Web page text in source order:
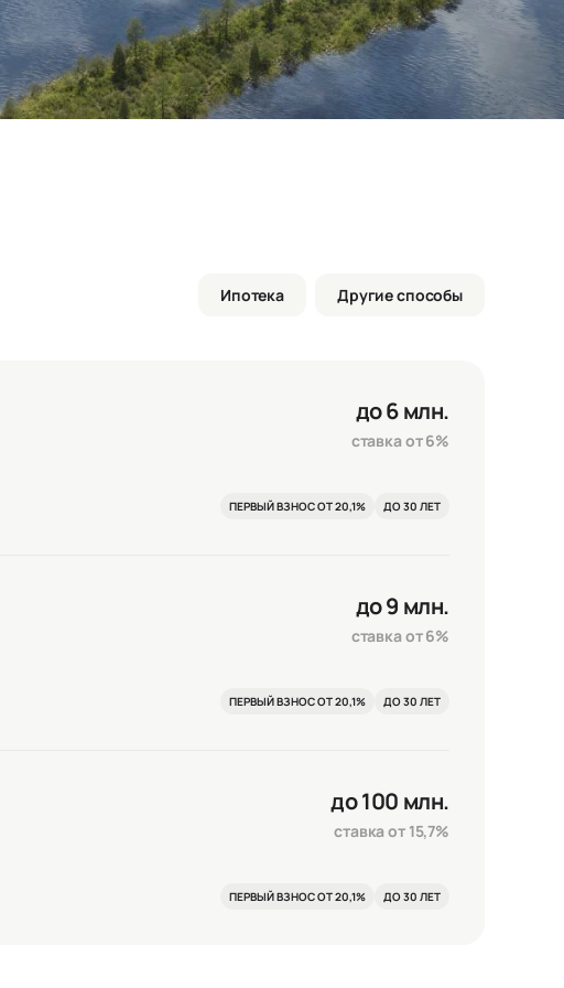
Ипотека Другие способы
до 6 млн.
ставка от 6%
ПЕРВЫЙ ВЗНОС ОТ 20,1% ДО 30 ЛЕТ
до 9 млн.
ставка от 6%
ПЕРВЫЙ ВЗНОС ОТ 20,1% ДО 30 ЛЕТ
до 100 млн.
ставка от 15,7%
ПЕРВЫЙ ВЗНОС ОТ 20,1% ДО 30 ЛЕТ